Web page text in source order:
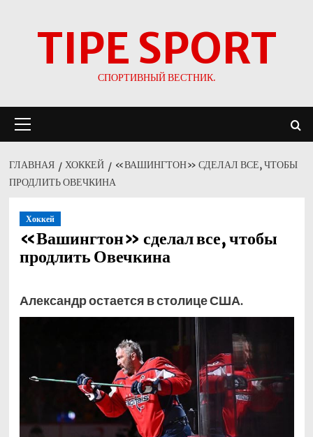
TIPE SPORT
СПОРТИВНЫЙ ВЕСТНИК.
меню
ГЛАВНАЯ ХОККЕЙ
«ВАШИНГТОН» СДЕЛАЛ ВСЕ, ЧТОБЫ
ПРОДЛИТЬ ОВЕЧКИНА
Хоккей
«Вашингтон» сделал все, чтобы
продлить Овечкина
Александр остается в столице США.